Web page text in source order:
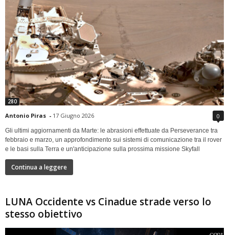
280
Antonio Piras - 17 Giugno 2026 0
Gli ultimi aggiornamenti da Marte: le abrasioni effettuate da Perseverance tra
febbraio e marzo, un approfondimento sui sistemi di comunicazione tra il rover
e le basi sulla Terra e un'anticipazione sulla prossima missione Skyfall
Continua a leggere
LUNA Occidente vs Cinadue strade verso lo
stesso obiettivo